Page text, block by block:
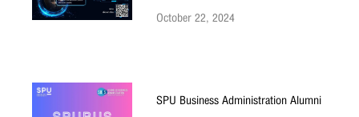
October 22, 2024
SPU Business Administration Alumni